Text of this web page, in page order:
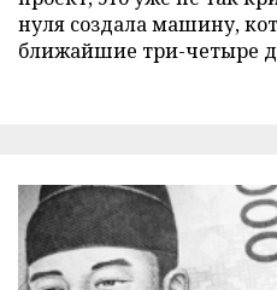
нуля создала машину,
ближайшие три-четыре